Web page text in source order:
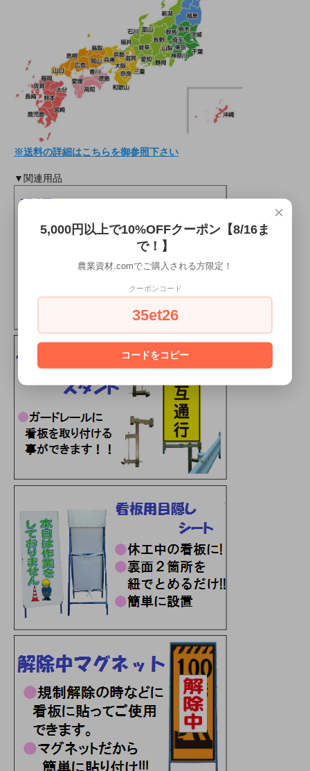
※送料の詳細はこちらを御参照下さい
▼関連用品
×
5,000円以上で10%OFFクーポン【8/16ま
で！】
農業資材.comでご購入される方限定！
クーポンコード
35et26
コードをコピー